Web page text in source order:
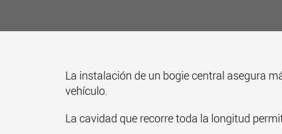
La instalación de un bogie central asegura
vehículo.
La cavidad que recorre toda la longitud